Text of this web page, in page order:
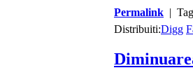
Permalink |
Distribuiti:Digg